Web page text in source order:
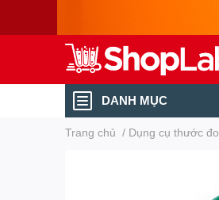
DANH MỤC
Trang chủ / Dụng cụ thước đo